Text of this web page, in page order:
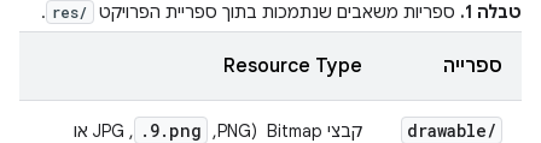
טבלה 1. ספריות משאבים שנתמכות בתוך ספריית הפרויקט res/
.
ספרייה Resource Type
drawable/ קבצי Bitmap ‏ (PNG,‏ .9.png
,‏ JPG או